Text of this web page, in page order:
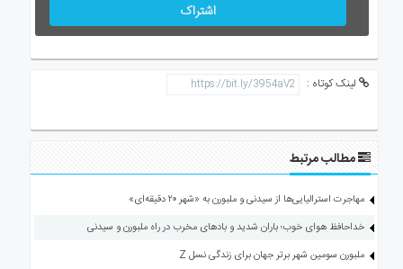
اشتراک
لینک کوتاه :
مطالب مرتبط
مهاجرت استرالیایی‌ها از سیدنی و ملبورن به «شهر ۲۰ دقیقه‌ای»
خداحافظ هوای خوب؛ باران شدید و بادهای مخرب در راه ملبورن و سیدنی
ملبورن سومین شهر برتر جهان برای زندگی نسل Z